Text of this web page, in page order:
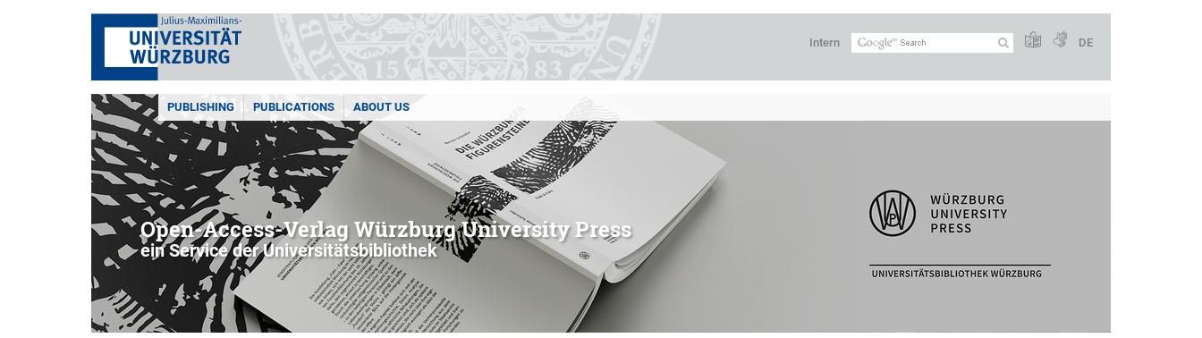
Intern DE
PUBLISHING PUBLICATIONS ABOUT US
Open-Access-Verlag Würzburg University Press
ein Service der Universitätsbibliothek